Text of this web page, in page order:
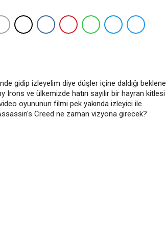
gidip izleyelim diye düşler içine daldığı
ve ülkemizde hatırı sayılır bir hayran
oyununun filmi pek yakında izleyici ile
Creed ne zaman vizyona girecek?